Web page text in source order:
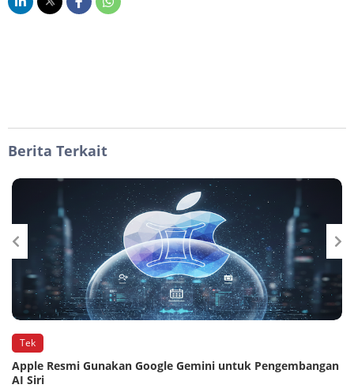
Berita Terkait
Tek
Apple Resmi Gunakan Google Gemini untuk Pengembangan
AI Siri